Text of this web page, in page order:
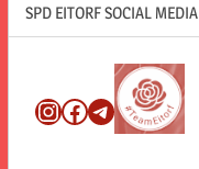
SPD EITORF SOCIAL MEDIA
Instagram
Facebook
Telegram